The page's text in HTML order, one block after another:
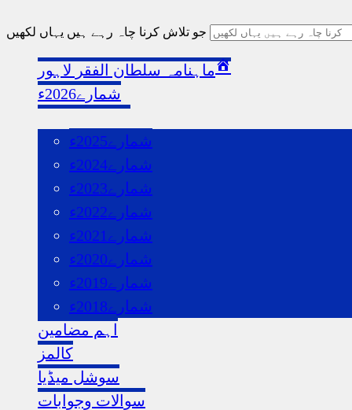
جو تلاش کرنا چاہ رہے ہیں یہاں لکھیں
ماہنامہ سلطان الفقر لاہور
شمارے2026ء
شمارے2025ء
شمارے2024ء
شمارے2023ء
شمارے2022ء
شمارے2021ء
شمارے2020ء
شمارے2019ء
شمارے2018ء
اہم مضامین
کالمز
سوشل میڈیا
سوالات وجوابات